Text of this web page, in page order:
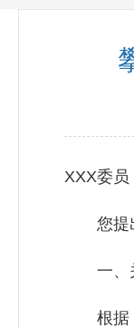
XXX委员
您提出
一、关
根据《